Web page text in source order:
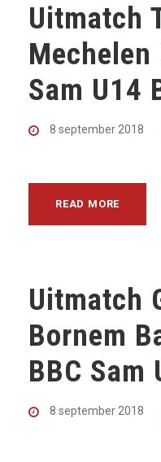
Uitmatch
Mechelen
Sam U14
8 september 2018
READ MORE
Uitmatch
Bornem
BBC Sam
8 september 2018